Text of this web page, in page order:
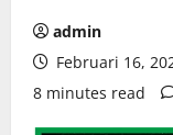
admin
Februari 16,
8 minutes read